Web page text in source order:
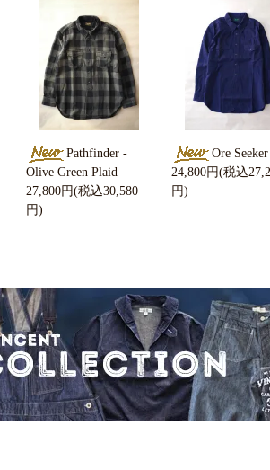
Pathfinder -
Olive Green Plaid
27,800円(税込30,580
円)
Ore Seeker
24,800円(税込
円)